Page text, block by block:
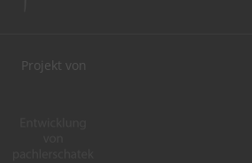
Projekt von